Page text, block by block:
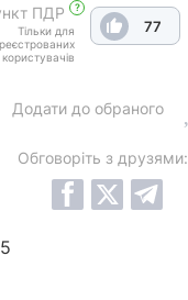
ПДР ?
Тільки для
користувачів
77
Додати до обраного
Обговоріть з друзями: